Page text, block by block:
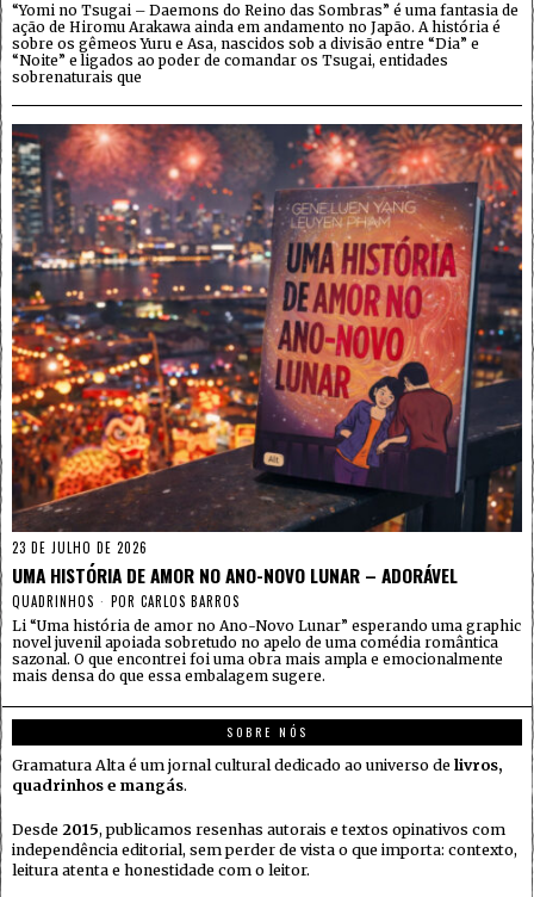
“Yomi no Tsugai – Daemons do Reino das Sombras” é uma fantasia de
ação de Hiromu Arakawa ainda em andamento no Japão. A história é
sobre os gêmeos Yuru e Asa, nascidos sob a divisão entre “Dia” e
“Noite” e ligados ao poder de comandar os Tsugai, entidades
sobrenaturais que
23 DE JULHO DE 2026
UMA HISTÓRIA DE AMOR NO ANO-NOVO LUNAR – ADORÁVEL
QUADRINHOS POR CARLOS BARROS
Li “Uma história de amor no Ano-Novo Lunar” esperando uma graphic
novel juvenil apoiada sobretudo no apelo de uma comédia romântica
sazonal. O que encontrei foi uma obra mais ampla e emocionalmente
mais densa do que essa embalagem sugere.
SOBRE NÓS
Gramatura Alta é um jornal cultural dedicado ao universo de livros,
quadrinhos e mangás.
Desde 2015, publicamos resenhas autorais e textos opinativos com
independência editorial, sem perder de vista o que importa: contexto,
leitura atenta e honestidade com o leitor.